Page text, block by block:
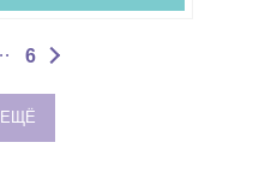
6
ЕЩЁ